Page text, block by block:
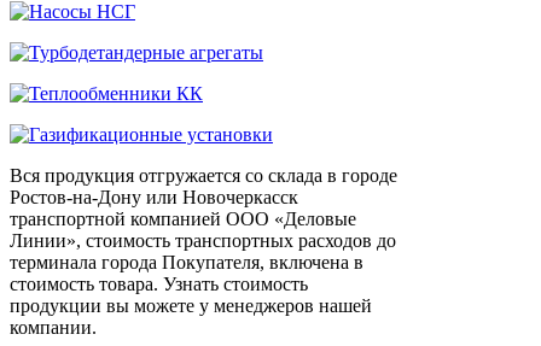
Вся продукция отгружается со склада в городе
Ростов-на-Дону или Новочеркасск
транспортной компанией ООО «Деловые
Линии», стоимость транспортных расходов до
терминала города Покупателя, включена в
стоимость товара. Узнать стоимость
продукции вы можете у менеджеров нашей
компании.